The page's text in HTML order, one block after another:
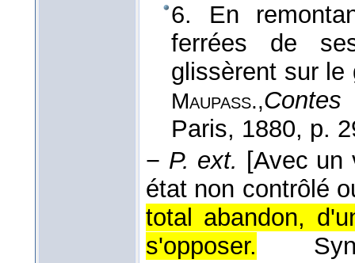
6. En
ferrées de
glissèrent sur
Maupass.,
Paris, 1880, p.
− P. ext. [Avec un
état non contrôlé
total abandon,
s'opposer.